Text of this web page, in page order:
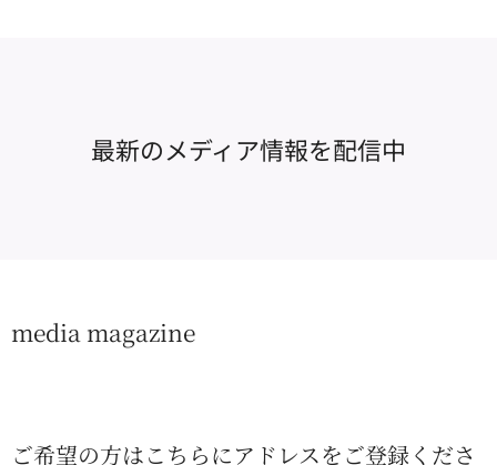
最新のメディア情報を配信中
media magazine
ご希望の方はこちらにアドレスをご登録くださ